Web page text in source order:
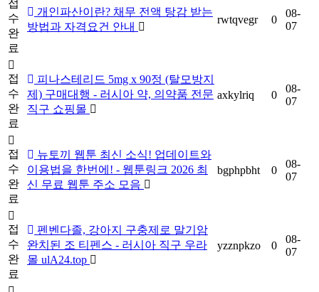
접
수
완
료
개인파산이란? 채무 전액 탕감 받는
방법과 자격요건 안내
rwtqvegr 0
08-
07
접
수
완
료
피나스테리드 5mg x 90정 (탈모방지
제) 구매대행 - 러시아 약, 의약품 전문
직구 쇼핑몰
axkylriq 0
08-
07
접
수
완
료
뉴토끼 웹툰 최신 소식! 업데이트와
이용법을 한번에! - 웹툰링크 2026 최
신 무료 웹툰 주소 모음
bgphpbht 0
08-
07
접
수
완
료
펜벤다졸, 강아지 구충제로 말기암
완치된 조 티펜스 - 러시아 직구 우라
몰 ulA24.top
yzznpkzo 0
08-
07